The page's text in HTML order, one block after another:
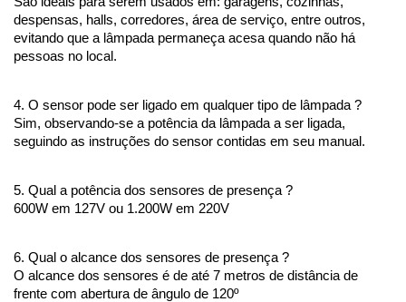
despensas, halls, corredores, área de serviço, entre outros,
evitando que a lâmpada permaneça acesa quando não há
pessoas no local.
4. O sensor pode ser ligado em qualquer tipo de lâmpada ?
Sim, observando-se a potência da lâmpada a ser ligada,
seguindo as instruções do sensor contidas em seu manual.
5. Qual a potência dos sensores de presença ?
600W em 127V ou 1.200W em 220V
6. Qual o alcance dos sensores de presença ?
O alcance dos sensores é de até 7 metros de distância de
frente com abertura de ângulo de 120º